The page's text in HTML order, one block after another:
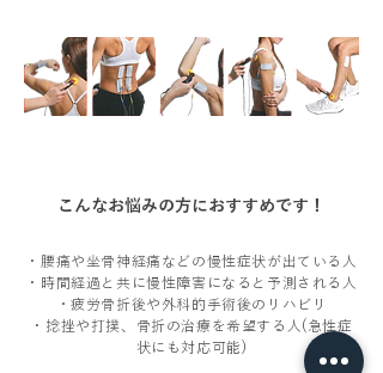
こんなお悩みの方におすすめです！
・腰痛や坐骨神経痛などの慢性症状が出ている人
・時間経過と共に慢性障害になると予測される人
・疲労骨折後や外科的手術後のリハビリ
・捻挫や打撲、骨折の治療を希望する人(急性症
状にも対応可能)